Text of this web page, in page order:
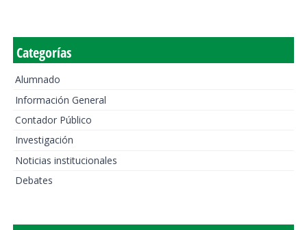
Categorías
Alumnado
Información General
Contador Público
Investigación
Noticias institucionales
Debates